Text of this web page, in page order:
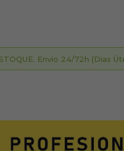
Envio 24/72h (Dias